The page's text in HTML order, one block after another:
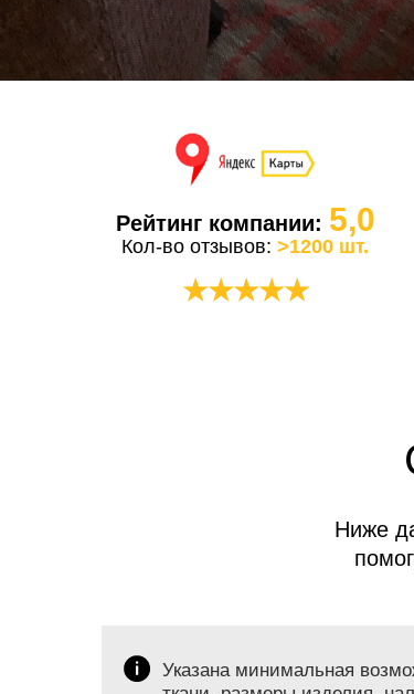
Рейтинг компании: 5,0
Кол-во отзывов: >1200 шт.
★★★★★
Ниже
Указана минимальная